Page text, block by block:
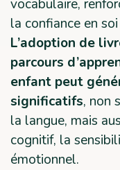
vocabulaire,
la confiance en
L’adoption de
parcours
enfant peut
significatifs, non
la langue, mais
cognitif, la
émotionnel.